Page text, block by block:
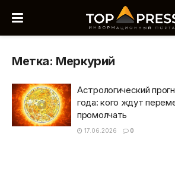
Метка: Меркурий
Астрологический
года: кого ждут
промолчать
17.06.2026 0